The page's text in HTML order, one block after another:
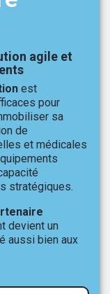
agile et
est
pour
sa
de
et médicales
stratégiques.
devient un
aussi bien aux